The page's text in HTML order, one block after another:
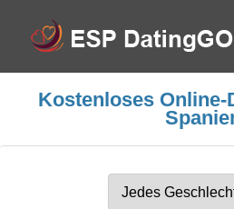
Kostenloses Online-